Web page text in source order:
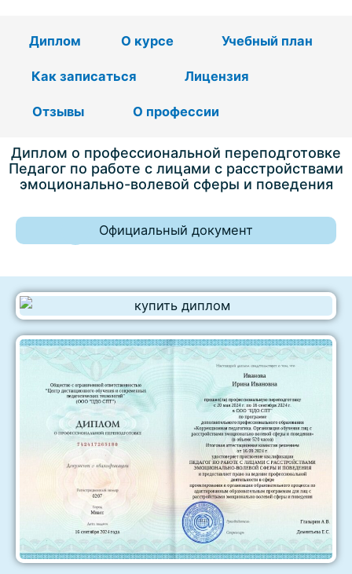
Диплом О курсе Учебный план
Как записаться Лицензия
Отзывы О профессии
Диплом о профессиональной переподготовке
Педагог по работе с лицами с расстройствами
эмоционально-волевой сферы и поведения
Официальный документ